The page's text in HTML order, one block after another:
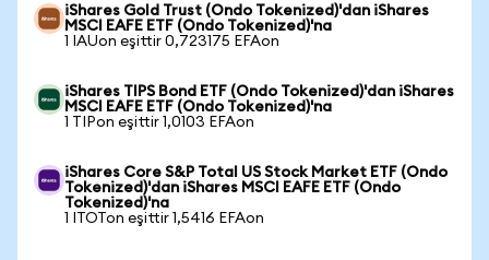
iShares Gold Trust (Ondo Tokenized)'dan iShares
MSCI EAFE ETF (Ondo Tokenized)'na
1 IAUon eşittir 0,723175 EFAon
iShares TIPS Bond ETF (Ondo Tokenized)'dan iShares
MSCI EAFE ETF (Ondo Tokenized)'na
1 TIPon eşittir 1,0103 EFAon
iShares Core S&P Total US Stock Market ETF (Ondo
Tokenized)'dan iShares MSCI EAFE ETF (Ondo
Tokenized)'na
1 ITOTon eşittir 1,5416 EFAon